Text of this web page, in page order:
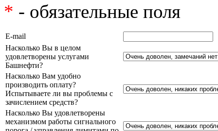
* - обязательные поля
E-mail
Насколько Вы в целом
удовлетворены услугами
Башнефти?
Насколько Вам удобно
производить оплату?
Испытываете ли вы проблемы с
зачислением средств?
Насколько Вы удовлетворены
механизмом работы сигнального